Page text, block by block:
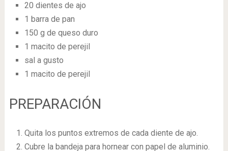
20 dientes de ajo
1 barra de pan
150 g de queso duro
1 macito de perejil
sal a gusto
1 macito de perejil
PREPARACIÓN
Quita los puntos extremos de cada diente de ajo.
Cubre la bandeja para hornear con papel de aluminio.